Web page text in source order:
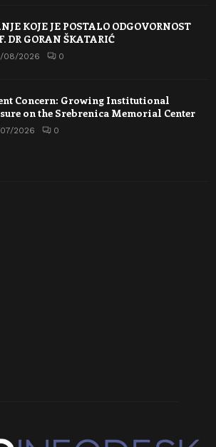
KOJE JE POSTALO ODGOVORNOST
DR GORAN ŠKATARIĆ
08/2026 0
Concern: Growing Institutional
on the Srebrenica Memorial Center
2026 0